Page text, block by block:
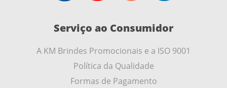
Serviço ao Consumidor
A KM Brindes Promocionais e a ISO 9001
Política da Qualidade
Formas de Pagamento